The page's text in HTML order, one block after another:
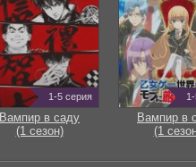
1-5 серия
Вампир в саду
(1 сезон)
Вампир в
(1